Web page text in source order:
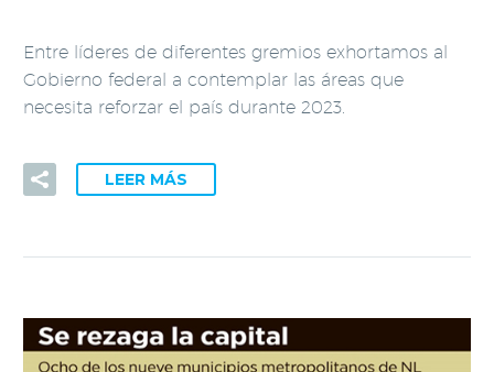
Entre líderes de diferentes gremios exhortamos al
Gobierno federal a contemplar las áreas que
necesita reforzar el país durante 2023.
LEER MÁS